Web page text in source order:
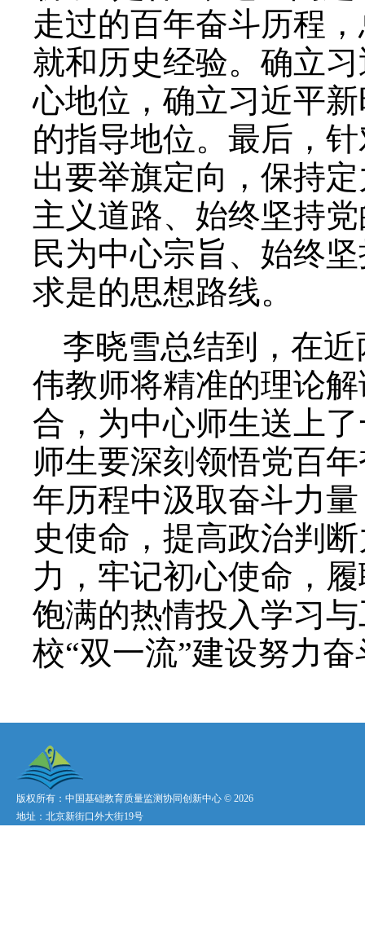
走过的百年奋斗历程
就和历史经验。确立
心地位，确立习近平
的指导地位。最后，
出要举旗定向，保持
主义道路、始终坚持
民为中心宗旨、始终
求是的思想路线。
李晓雪总结到，在
伟教师将精准的理论
合，为中心师生送上
师生要深刻领悟党百
年历程中汲取奋斗力
史使命，提高政治判
力，牢记初心使命，
饱满的热情投入学习
校“双一流”建设努力奋
版权所有：中国基础教育质量监测协同创新中心 © 2026
地址：北京新街口外大街19号